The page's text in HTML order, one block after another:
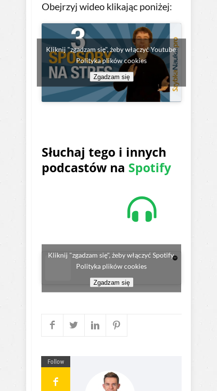
Obejrzyj wideo klikając poniżej:
Kliknij "zgadzam się", żeby włączyć Youtube
Polityka plików cookies
Zgadzam się
Słuchaj tego i innych
podcastów na Spotify
Kliknij "zgadzam się", żeby włączyć Spotify
Polityka plików cookies
Zgadzam się
Follow